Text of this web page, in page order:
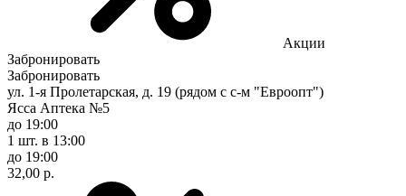
Акции
Забронировать
Забронировать
ул. 1-я Пролетарская, д. 19 (рядом с с-м "Евроопт")
Ясса Аптека №5
до 19:00
1 шт. в 13:00
до 19:00
32,00 р.